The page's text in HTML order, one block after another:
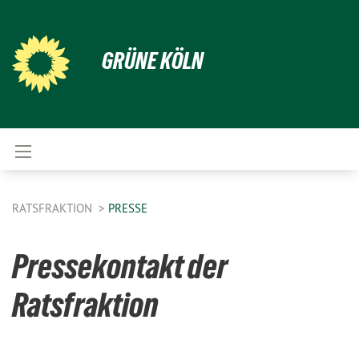
GRÜNE KÖLN
RATSFRAKTION PRESSE
Pressekontakt der
Ratsfraktion